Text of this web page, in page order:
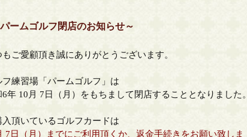
ームゴルフ閉店のお知らせ～
もご愛顧頂き誠にありがとうございます。
フ練習場「パームゴルフ」は
6年 10月 7日（月）をもちまして閉店することとなりました。
入頂いているゴルフカードは
7日（月）までにご利用頂くか、返金手続きをお願い致しま